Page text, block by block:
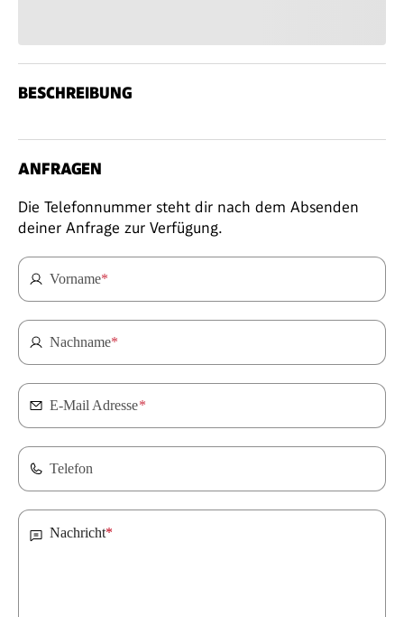
BESCHREIBUNG
ANFRAGEN
Die Telefonnummer steht dir nach dem Absenden
deiner Anfrage zur Verfügung.
Vorname*
Nachname*
E-Mail Adresse*
Telefon
Nachricht*